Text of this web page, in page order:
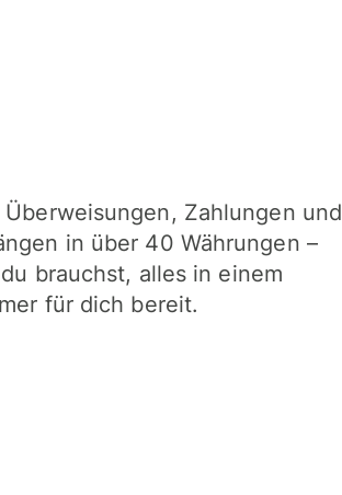
Zahlungen und
in über 40 Währungen –
brauchst, alles in einem
für dich bereit.